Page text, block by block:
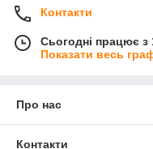
Контакти
Сьогодні працює з
Показати весь
Про нас
Контакти